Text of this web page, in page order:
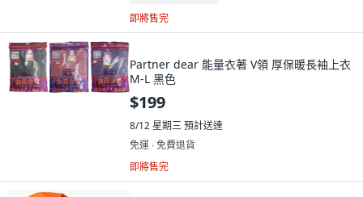
即將售完
Partner dear 能量衣著 V領 厚保暖長袖上衣
M-L 黑色
$199
8/12 星期三預計送達
免運 ∙ 免費退貨
即將售完